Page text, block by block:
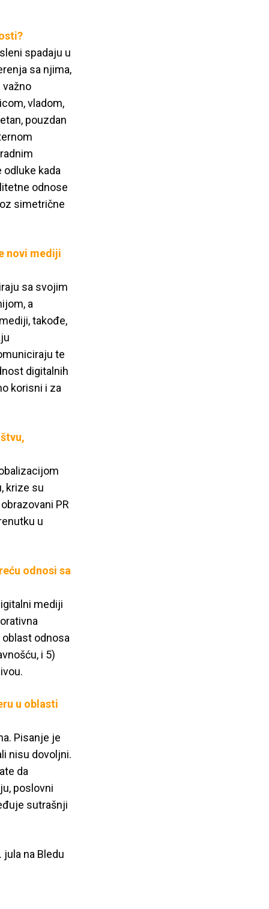
spadaju u
sa njima,
važno
vladom,
pouzdan
kada
odnose
simetrične
novi mediji
sa svojim
a
takođe,
te
digitalnih
korisni i za
krize su
PR
u
odnosi sa
mediji
odnosa
i 5)
u oblasti
Pisanje je
nisu dovoljni.
da
poslovni
sutrašnji
na Bledu